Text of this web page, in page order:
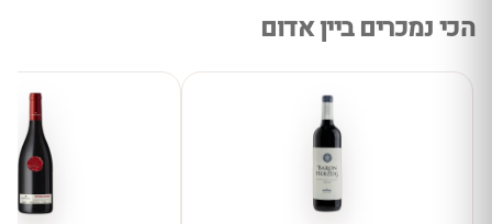
הכי נמכרים ביין אדום